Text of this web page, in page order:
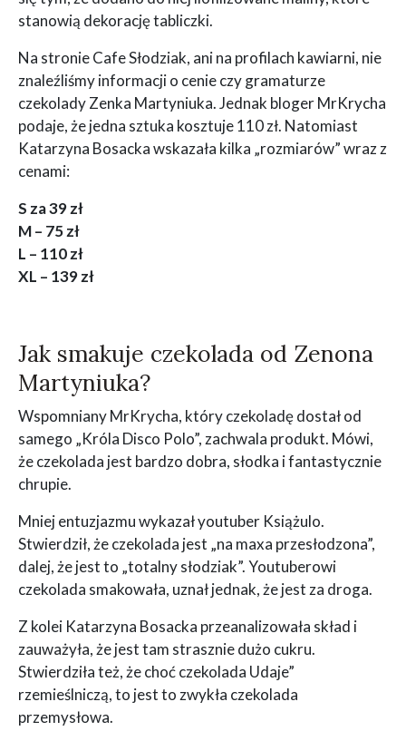
stanowią dekorację tabliczki.
Na stronie Cafe Słodziak, ani na profilach kawiarni, nie
znaleźliśmy informacji o cenie czy gramaturze
czekolady Zenka Martyniuka. Jednak bloger MrKrycha
podaje, że jedna sztuka kosztuje 110 zł. Natomiast
Katarzyna Bosacka wskazała kilka „rozmiarów” wraz z
cenami:
S za 39 zł
M – 75 zł
L – 110 zł
XL – 139 zł
Jak smakuje czekolada od Zenona
Martyniuka?
Wspomniany MrKrycha, który czekoladę dostał od
samego „Króla Disco Polo”, zachwala produkt. Mówi,
że czekolada jest bardzo dobra, słodka i fantastycznie
chrupie.
Mniej entuzjazmu wykazał youtuber Książulo.
Stwierdził, że czekolada jest „na maxa przesłodzona”,
dalej, że jest to „totalny słodziak”. Youtuberowi
czekolada smakowała, uznał jednak, że jest za droga.
Z kolei Katarzyna Bosacka przeanalizowała skład i
zauważyła, że jest tam strasznie dużo cukru.
Stwierdziła też, że choć czekolada Udaje”
rzemieślniczą, to jest to zwykła czekolada
przemysłowa.